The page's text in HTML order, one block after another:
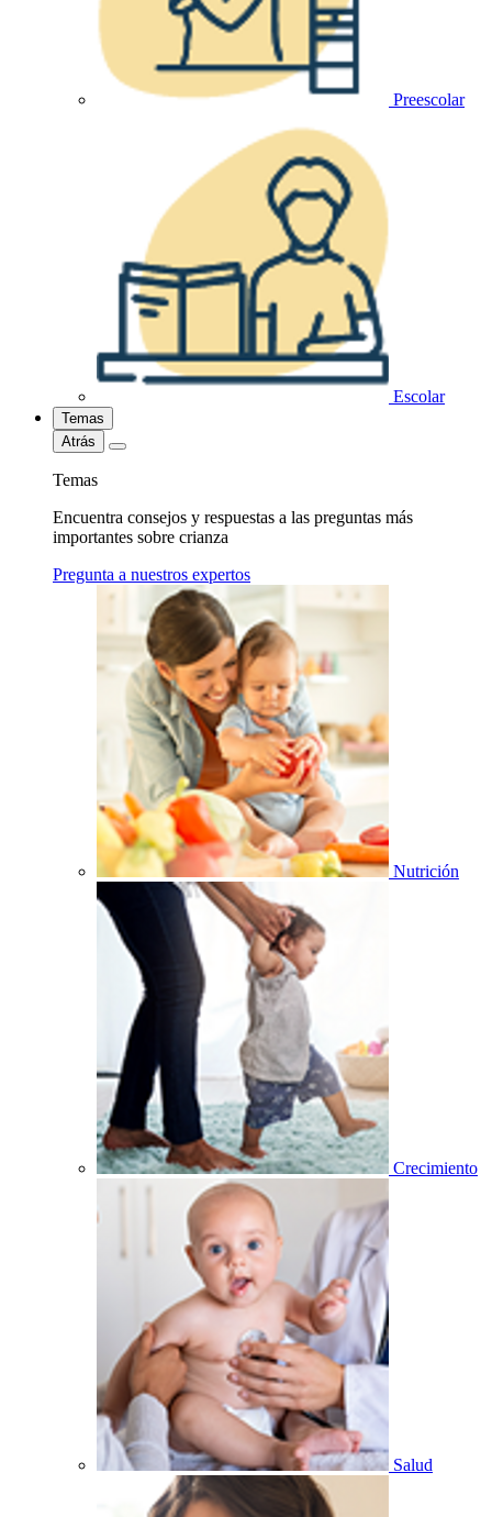
Preescolar
Escolar
Temas
Atrás
Temas
Encuentra consejos y respuestas a las preguntas más
importantes sobre crianza
Pregunta a nuestros expertos
Nutrición
Crecimiento
Salud